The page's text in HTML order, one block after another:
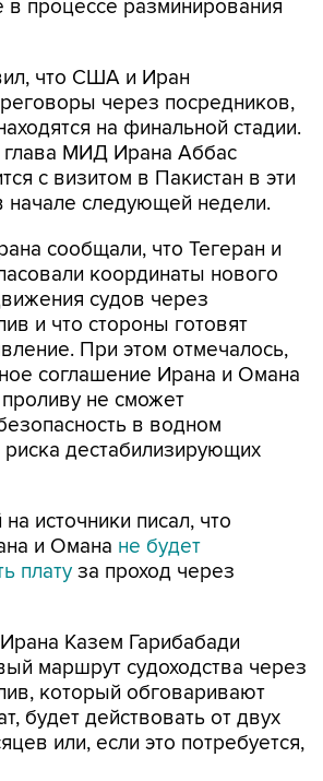
что США и Иран
на финальной стадии.
глава МИД Ирана Аббас
с визитом в Пакистан в эти
следующей недели.
сообщали, что Тегеран и
судов через
и что стороны готовят
При этом отмечалось,
соглашение Ирана и Омана
не сможет
в водном
дестабилизирующих
источники писал, что
платуза проход через
Казем Гарибабади
который обговаривают
будет действовать от двух
или, если это потребуется,